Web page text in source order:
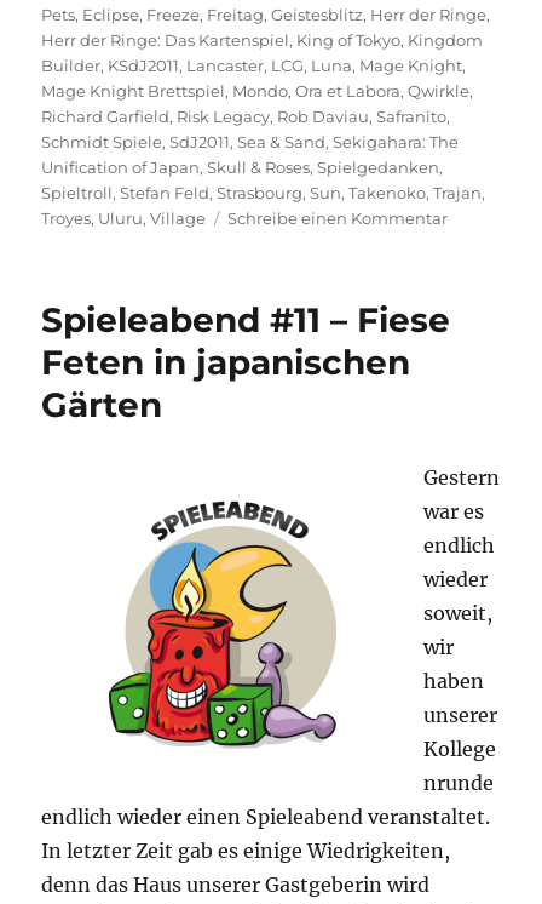
Pets, Eclipse, Freeze, Freitag,Geistesblitz, Herr der Ringe,
Herr der Ringe: Das Kartenspiel, King of Tokyo, Kingdom
Builder, KSdJ2011, Lancaster, LCG, Luna, Mage Knight,
Mage Knight Brettspiel, Mondo,Ora et Labora,Qwirkle,
Richard Garfield, Risk Legacy, Rob Daviau,Safranito,
Schmidt Spiele,SdJ2011,Sea & Sand,Sekigahara: The
Unification of Japan,Skull & Roses,Spielgedanken,
Spieltroll,Stefan Feld,Strasbourg,Sun,Takenoko,Trajan,
Troyes, Uluru,Village Schreibe einen Kommentarzu
Wunder
Spieleabend #11 – Fiese
Feten in japanischen
Gärten
Gestern
war es
endlich
wieder
soweit,
wir
haben
unserer
Kollege
nrunde
endlich wieder einen Spieleabend veranstaltet.
In letzter Zeit gab es einige Wiedrigkeiten,
denn das Haus unserer Gastgeberin wird